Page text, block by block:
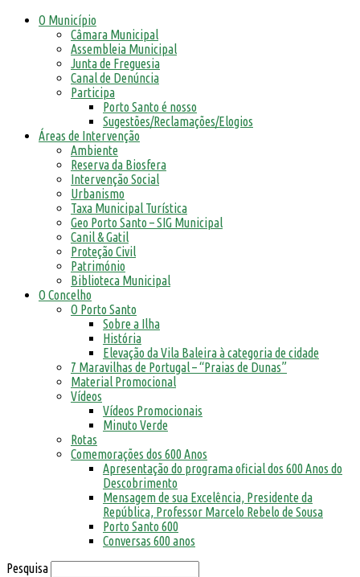
O Município
Câmara Municipal
Assembleia Municipal
Junta de Freguesia
Canal de Denúncia
Participa
Porto Santo é nosso
Sugestões/Reclamações/Elogios
Áreas de Intervenção
Ambiente
Reserva da Biosfera
Intervenção Social
Urbanismo
Taxa Municipal Turística
Geo Porto Santo – SIG Municipal
Canil & Gatil
Proteção Civil
Património
Biblioteca Municipal
O Concelho
O Porto Santo
Sobre a Ilha
História
Elevação da Vila Baleira à categoria de cidade
7 Maravilhas de Portugal – “Praias de Dunas”
Material Promocional
Vídeos
Vídeos Promocionais
Minuto Verde
Rotas
Comemorações dos 600 Anos
Apresentação do programa oficial dos 600 Anos do
Descobrimento
Mensagem de sua Excelência, Presidente da
República, Professor Marcelo Rebelo de Sousa
Porto Santo 600
Conversas 600 anos
Pesquisa